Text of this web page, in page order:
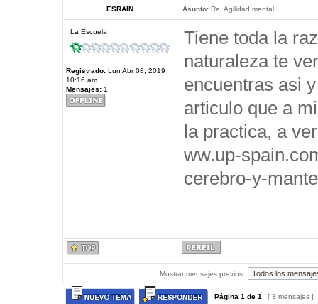
ESRAIN Asunto:Re: Agilidad mental
La Escuela
Registrado:Lun Abr 08, 2019
10:16 am
Mensajes:1
Tiene toda la
naturaleza te
encuentras asi
articulo que a
la practica, a
ww.up-
cerebro-y-
Mostrar mensajes previos:
Página 1 de 1 [ 3 mensajes ]